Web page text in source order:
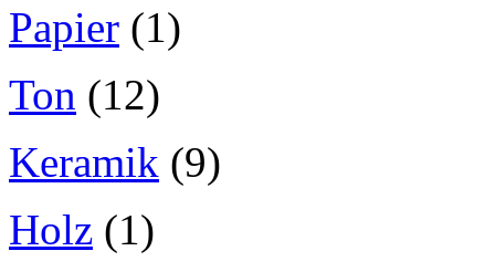
Papier (1)
Ton (12)
Keramik (9)
Holz (1)